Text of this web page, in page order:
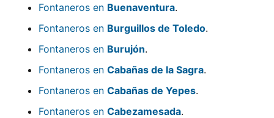
Fontaneros en Buenaventura.
Fontaneros en Burguillos de Toledo.
Fontaneros en Burujón.
Fontaneros en Cabañas de la Sagra.
Fontaneros en Cabañas de Yepes.
Fontaneros en Cabezamesada.